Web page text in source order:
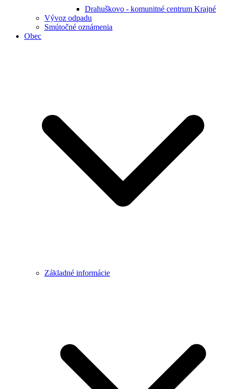
Drahuškovo - komunitné centrum Krajné
Vývoz odpadu
Smútočné oznámenia
Obec
Základné informácie